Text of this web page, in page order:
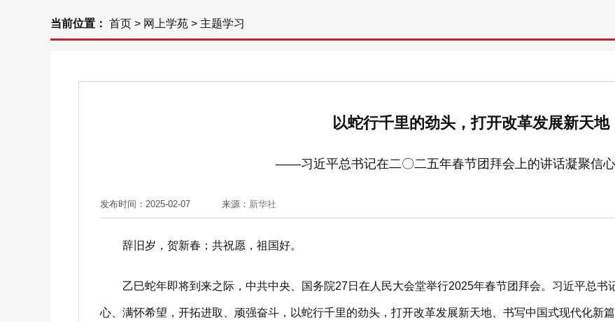
当前位置： 首页 > 网上学苑 > 主题学习
以蛇行千里的劲头，打开改革发展新天地
——习近平总书记在二〇二五年春节团拜会上的讲话凝聚信
发布时间：2025-02-07 来源： 新华社
辞旧岁，贺新春；共祝愿，祖国好。
乙巳蛇年即将到来之际，中共中央、国务院27日在人民大会堂举行2025年春节团拜会。习近平总书
心、满怀希望，开拓进取、顽强奋斗，以蛇行千里的劲头，打开改革发展新天地、书写中国式现代化新篇